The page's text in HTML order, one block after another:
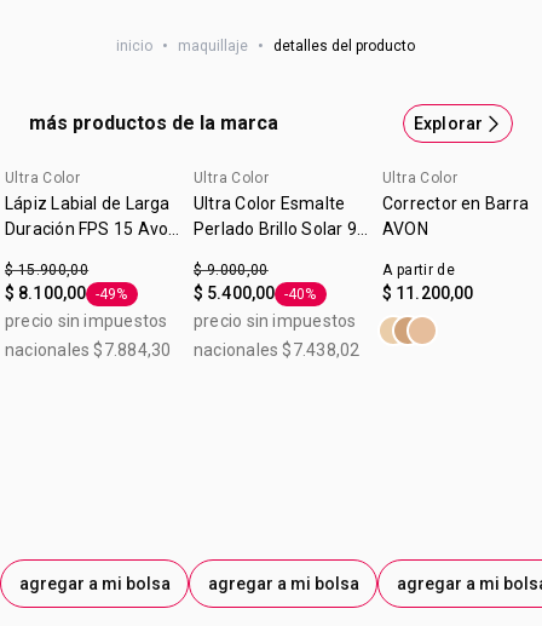
para usar solos o combinados. Tonos de alto impacto y a
Formula cremosa de facil aplicacion. Basado en una
prueba de percepcion realizada con consumidores.
inicio • maquillaje • detalles del producto
más productos de la marca Explorar
Ultra Color
Lápiz Labial de Larga
Duración FPS 15 Avon
$ 15.900,00
$ 8.100,00 Etiqueta -49%
-49%
precio sin impuestos
nacionales $7.884,30
agregar a mi bolsa
Ultra Color
Ultra Color Esmalte
Perlado Brillo Solar 9
$ 9.000,00
$ 5.400,00 Etiqueta -40%
-40%
precio sin impuestos
nacionales $7.438,02
agregar a mi bolsa
Ultra Color
Corrector en Barra
AVON
A partir de
$ 11.200,00
agregar a mi